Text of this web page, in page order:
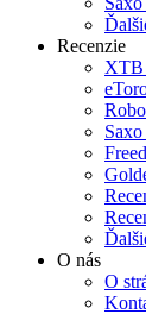
Recenzie
XTB
O nás
O